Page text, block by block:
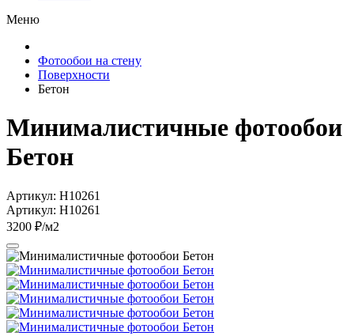
Меню
Фотообои на стену
Поверхности
Бетон
Минималистичные фотообои
Бетон
Артикул: H10261
Артикул: H10261
3200 ₽/м2